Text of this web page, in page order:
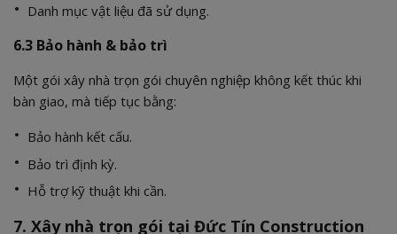
Danh mục vật liệu đã sử dụng.
6.3 Bảo hành & bảo trì
Một gói xây nhà trọn gói chuyên nghiệp không kết thúc khi
bàn giao, mà tiếp tục bằng:
Bảo hành kết cấu.
Bảo trì định kỳ.
Hỗ trợ kỹ thuật khi cần.
7. Xây nhà trọn gói tại Đức Tín Construction